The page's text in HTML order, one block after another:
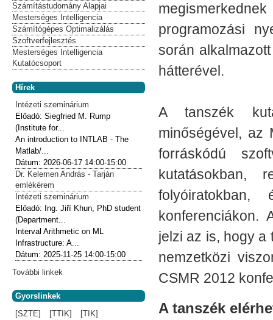
programozási
során
hátterével.
A tanszék
minőségével, az
forráskódú
kutatásokban,
konferenciákon.
jelzi az is, hogy a
nemzetközi
CSMR 2012
A tanszék
Számítástudomány Alapjai
Mesterséges Intelligencia
Számítógépes Optimalizálás
Szoftverfejlesztés
Mesterséges Intelligencia
Kutatócsoport
Hírek
Intézeti szeminárium
Előadó:Siegfried M. Rump
(Institute for...
An introduction to INTLAB - The
Matlab/...
Dátum:2026-06-17 14:00-15:00
Dr. Kelemen András - Tarján
emlékérem
Intézeti szeminárium
Előadó: Ing. Jiří Khun, PhD student
(Department...
Interval Arithmetic on ML
Infrastructure: A...
Dátum:2025-11-25 14:00-15:00
További linkek
Gyorslinkek
[SZTE]
[TTIK]
[TIK]